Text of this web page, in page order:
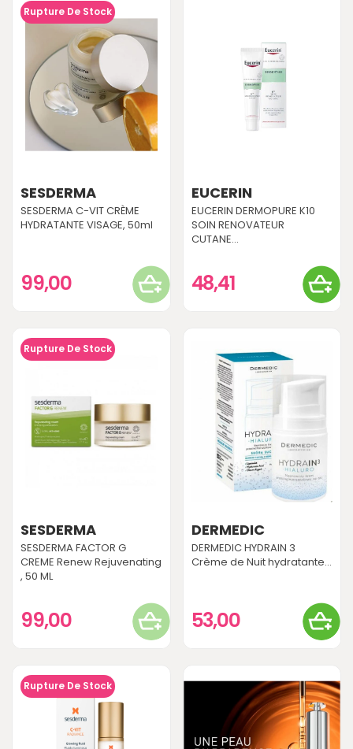
Rupture De Stock
SESDERMA
SESDERMA C-VIT CRÈME
HYDRATANTE VISAGE, 50ml
99,00
EUCERIN
EUCERIN DERMOPURE K10
SOIN RENOVATEUR
CUTANE...
48,41
Rupture De Stock
SESDERMA
SESDERMA FACTOR G
CREME Renew Rejuvenating
, 50 ML
99,00
DERMEDIC
DERMEDIC HYDRAIN 3
Crème de Nuit hydratante...
53,00
Rupture De Stock